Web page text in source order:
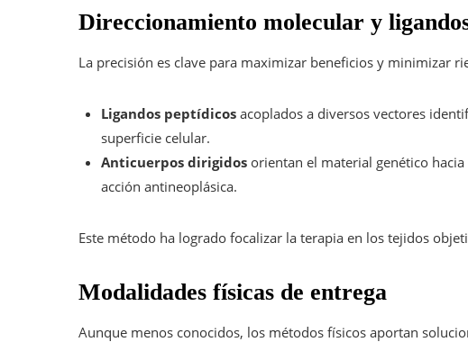
Direccionamiento molecular y
La precisión es clave para maximizar beneficios y minimizar
Ligandos peptídicos acoplados a diversos vectores
superficie celular.
Anticuerpos dirigidos orientan el material genético
acción antineoplásica.
Este método ha logrado focalizar la terapia en los tejidos
Modalidades físicas de entrega
Aunque menos conocidos, los métodos físicos aportan